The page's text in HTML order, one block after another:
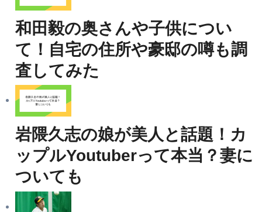
和田毅の奥さんや子供につい
て！自宅の住所や豪邸の噂も調
査してみた
岩隈久志の娘が美人と話題！カ
ップルYoutuberって本当？妻に
ついても